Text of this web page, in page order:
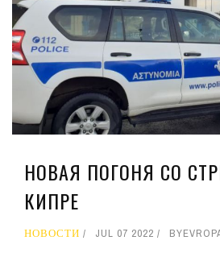
НОВАЯ ПОГОНЯ СО
КИПРЕ
НОВОСТИ JUL 07 2022 BY